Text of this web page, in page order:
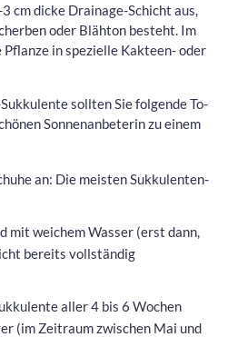
cm dicke Drainage-Schicht aus,
oder Blähton besteht. Im
in spezielle Kakteen- oder
sollten Sie folgende To-
Sonnenanbeterin zu einem
an: Die meisten Sukkulenten-
mit weichem Wasser (erst dann,
bereits vollständig
aller 4 bis 6 Wochen
(im Zeitraum zwischen Mai und